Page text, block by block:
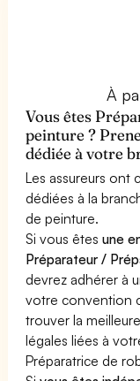
À
Vous êtes
peinture ?
dédiée à votre
Les assureurs ont
dédiées à la
de peinture.
Si vous êtesune
Préparateur /
devrez adhérer à
votre convention
trouver la
légales liées à
Préparatrice de